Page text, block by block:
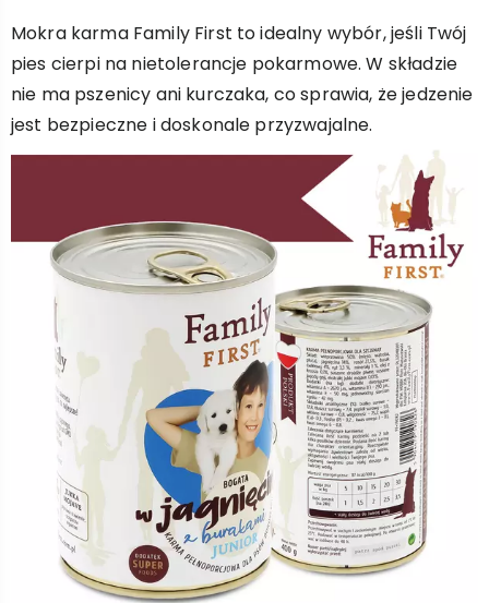
Mokra karma Family First to idealny wybór, jeśli Twój
pies cierpi na nietolerancje pokarmowe. W składzie
nie ma pszenicy ani kurczaka, co sprawia, że jedzenie
jest bezpieczne i doskonale przyzwajalne.